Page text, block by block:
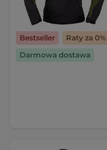
Bestseller
Raty za 0%
Darmowa dostawa